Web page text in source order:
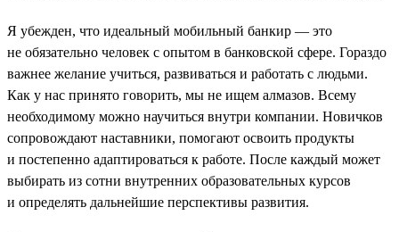
Я убежден, что идеальный мобильный банкир — это
не обязательно человек с опытом в банковской сфере. Гораздо
важнее желание учиться, развиваться и работать с людьми.
Как у нас принято говорить, мы не ищем алмазов. Всему
необходимому можно научиться внутри компании. Новичков
сопровождают наставники, помогают освоить продукты
и постепенно адаптироваться к работе. После каждый может
выбирать из сотни внутренних образовательных курсов
и определять дальнейшие перспективы развития.